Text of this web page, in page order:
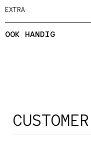
EXTRA
OOK HANDIG